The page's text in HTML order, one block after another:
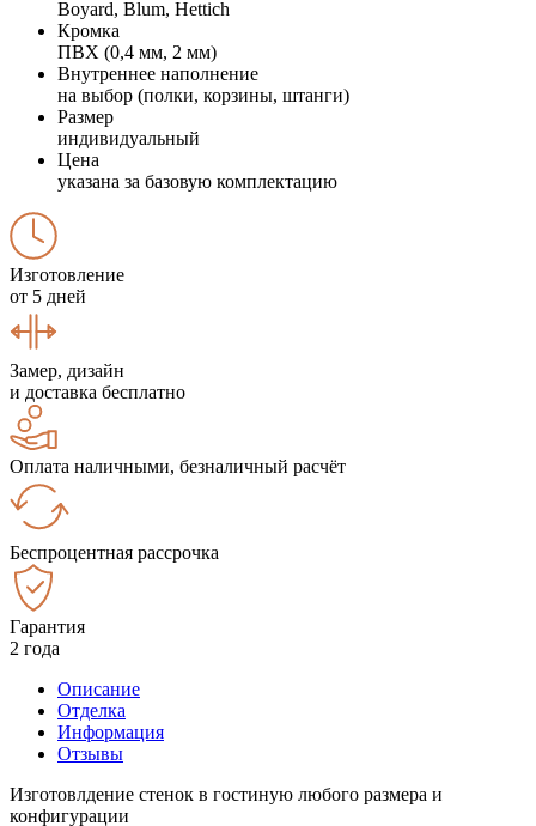
Boyard, Blum, Hettich
Кромка
ПВХ (0,4 мм, 2 мм)
Внутреннее наполнение
на выбор (полки, корзины, штанги)
Размер
индивидуальный
Цена
указана за базовую комплектацию
Изготовление
от 5 дней
Замер, дизайн
и доставка бесплатно
Оплата наличными, безналичный расчёт
Беспроцентная рассрочка
Гарантия
2 года
Описание
Отделка
Информация
Отзывы
Изготовлдение стенок в гостиную любого размера и
конфигурации